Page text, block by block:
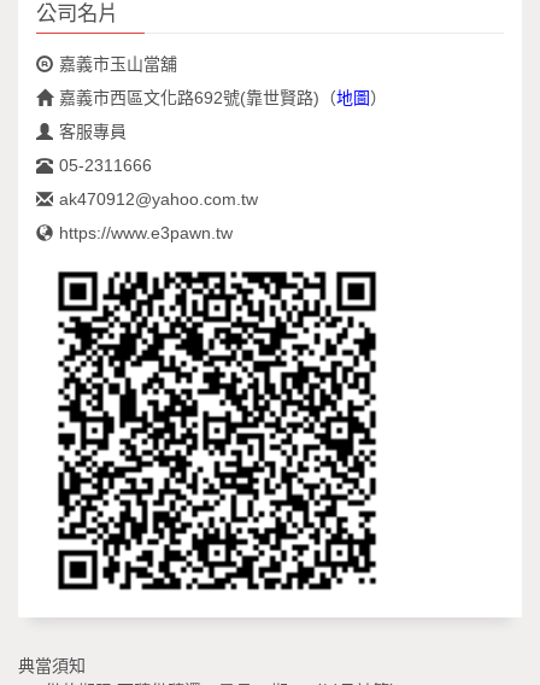
公司名片
嘉義市玉山當舖
嘉義市西區文化路692號(靠世賢路) （地圖）
客服專員
05-2311666
ak470912@yahoo.com.tw
https://www.e3pawn.tw
典當須知